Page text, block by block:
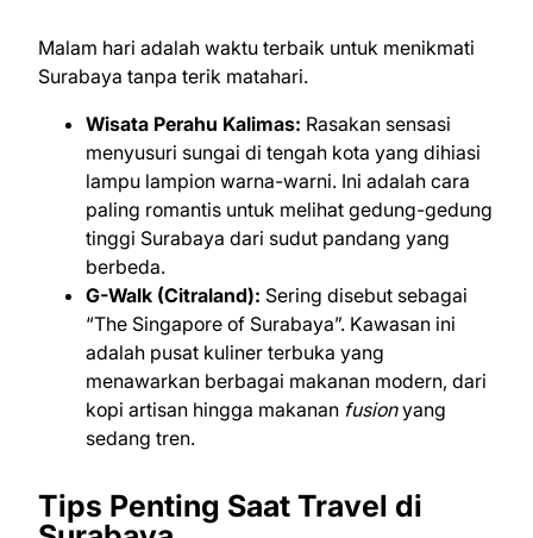
Malam hari adalah waktu terbaik untuk menikmati
Surabaya tanpa terik matahari.
Wisata Perahu Kalimas: Rasakan sensasi
menyusuri sungai di tengah kota yang dihiasi
lampu lampion warna-warni. Ini adalah cara
paling romantis untuk melihat gedung-gedung
tinggi Surabaya dari sudut pandang yang
berbeda.
G-Walk (Citraland): Sering disebut sebagai
“The Singapore of Surabaya”. Kawasan ini
adalah pusat kuliner terbuka yang
menawarkan berbagai makanan modern, dari
kopi artisan hingga makanan fusionyang
sedang tren.
Tips Penting Saat Travel di